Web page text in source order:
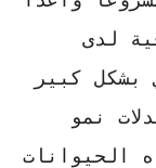
لدى
بشكل كبير
نمو
الحيوانات